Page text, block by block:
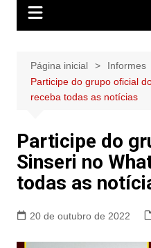
Página inicial
Informes
Participe do grupo oficial
receba todas as notícias
Participe do
Sinseri no
todas as
20 de outubro de 2022